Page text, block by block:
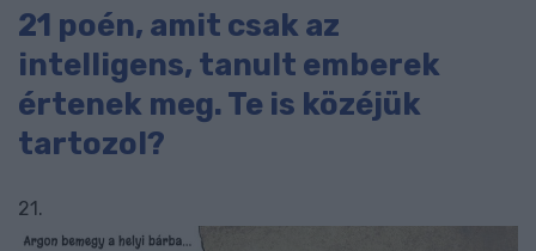
21 poén, amit csak az
intelligens, tanult emberek
értenek meg. Te is közéjük
tartozol?
21.